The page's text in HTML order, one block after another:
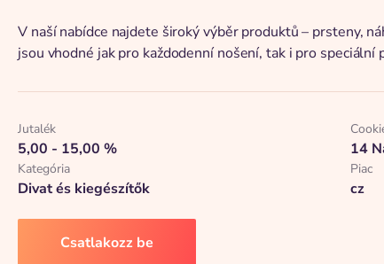
V naší nabídce najdete široký výběr produktů – prsteny,
jsou vhodné jak pro každodenní nošení, tak i pro speciální
Jutalék
5,00 - 15,00 % 14
Kategória
Divat és kiegészítők
Piac
cz
Csatlakozz be